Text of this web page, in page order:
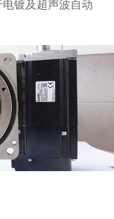
修等技术指导服
年质保；7天免费